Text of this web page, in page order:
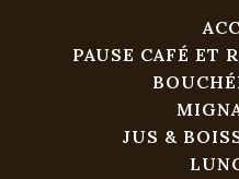
PAUSE CAFÉ ET
JUS &